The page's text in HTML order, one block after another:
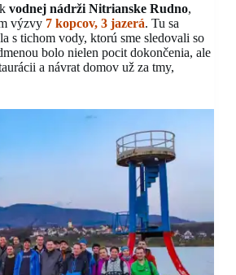
vodnej nádrži Nitrianske Rudno,
výzvy 7 kopcov, 3 jazerá. Tu sa
s tichom vody, ktorú sme sledovali so
bolo nielen pocit dokončenia, ale
a návrat domov už za tmy,